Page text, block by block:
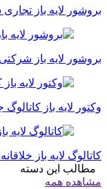
بروشور لایه باز
بروشور لایه باز
وکتور لایه باز
کاتالوگ لایه باز
مطالب این دسته
مشاهده همه